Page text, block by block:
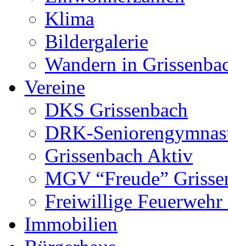
Klima
Bildergalerie
Wandern in
Vereine
DKS Grissenbach
DRK-
Grissenbach Aktiv
MGV “Freude”
Freiwillige Feuerwehr
Immobilien